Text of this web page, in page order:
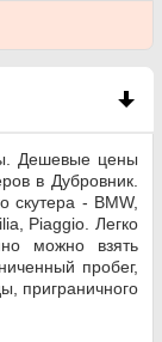
to collapse
Дешевые цены
в Дубровник.
скутера - BMW,
Piaggio. Легко
можно взять
пробег,
приграничного